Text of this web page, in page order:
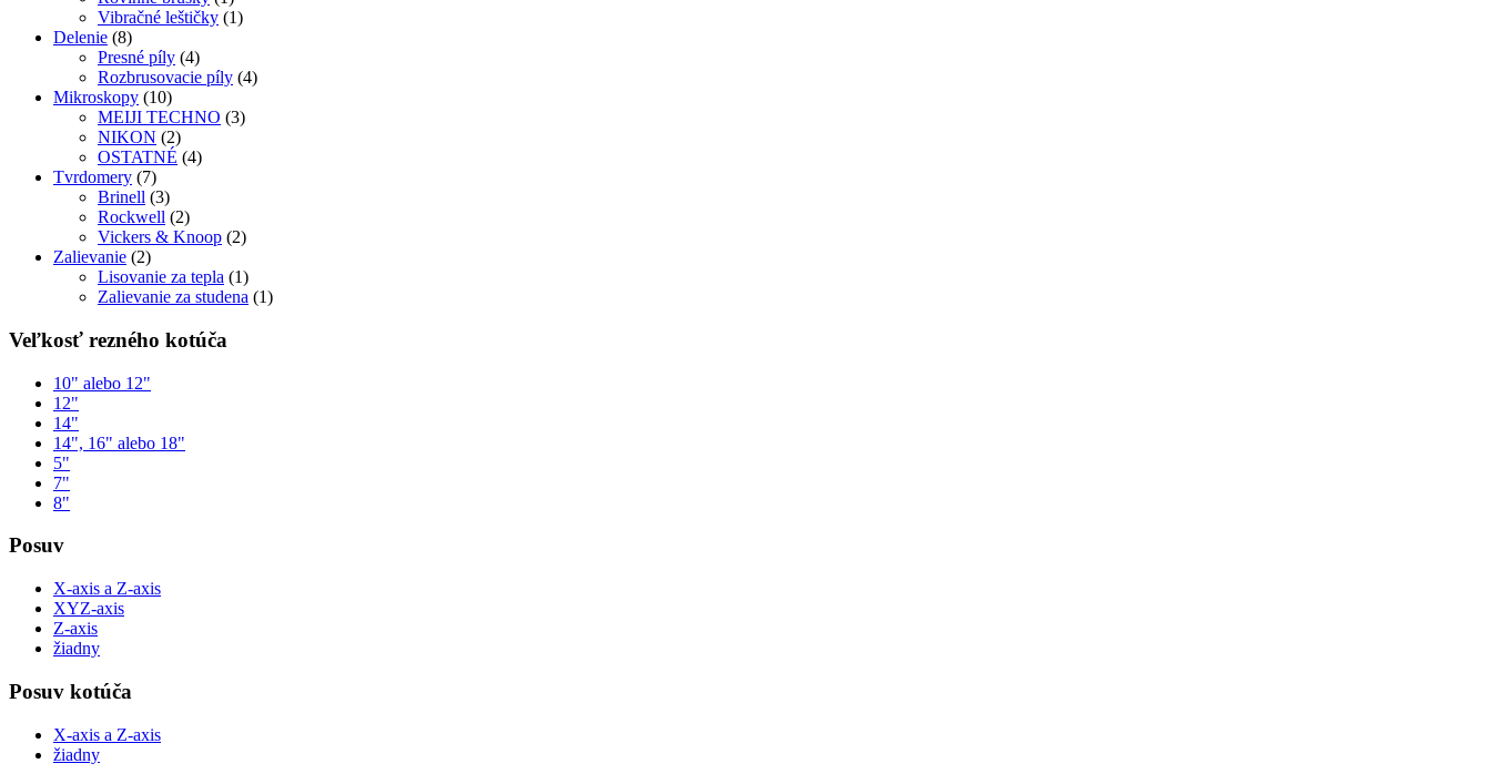
Vibračné leštičky (1)
Delenie (8)
Presné píly (4)
Rozbrusovacie píly (4)
Mikroskopy (10)
MEIJI TECHNO (3)
NIKON (2)
OSTATNÉ (4)
Tvrdomery (7)
Brinell (3)
Rockwell (2)
Vickers & Knoop (2)
Zalievanie (2)
Lisovanie za tepla (1)
Zalievanie za studena (1)
Veľkosť rezného kotúča
10" alebo 12"
12"
14"
14", 16" alebo 18"
5"
7"
8"
Posuv
X-axis a Z-axis
XYZ-axis
Z-axis
žiadny
Posuv kotúča
X-axis a Z-axis
žiadny